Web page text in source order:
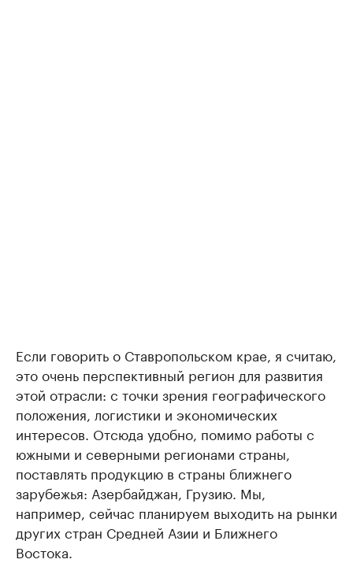
Если говорить о Ставропольском крае, я считаю,
это очень перспективный регион для развития
этой отрасли: с точки зрения географического
положения, логистики и экономических
интересов. Отсюда удобно, помимо работы с
южными и северными регионами страны,
поставлять продукцию в страны ближнего
зарубежья: Азербайджан, Грузию. Мы,
например, сейчас планируем выходить на рынки
других стран Средней Азии и Ближнего
Востока.